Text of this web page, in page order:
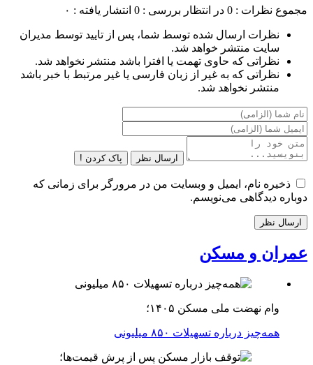
مجموع نظرات : 0 در انتظار بررسی : 0 انتشار یافته : ۰
نظرات ارسال شده توسط شما، پس از تایید توسط مدیران
سایت منتشر خواهد شد.
نظراتی که حاوی تهمت یا افترا باشد منتشر نخواهد شد.
نظراتی که به غیر از زبان فارسی یا غیر مرتبط با خبر باشد
منتشر نخواهد شد.
ارسال نظر پاک کردن !
ذخیره نام، ایمیل و وبسایت من در مرورگر برای زمانی که
دوباره دیدگاهی می‌نویسم.
عمران و مسکن
وام نهضت ملی مسکن ۱۴۰۵؛
همه‌چیز درباره تسهیلات ۸۵۰ میلیونی